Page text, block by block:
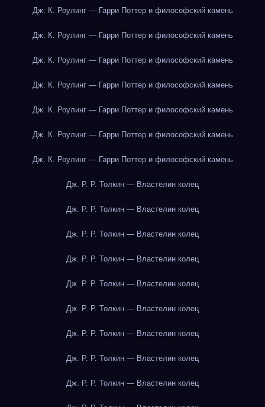
Дж. К. Роулинг — Гарри Поттер и философский камень
Дж. К. Роулинг — Гарри Поттер и философский камень
Дж. К. Роулинг — Гарри Поттер и философский камень
Дж. К. Роулинг — Гарри Поттер и философский камень
Дж. К. Роулинг — Гарри Поттер и философский камень
Дж. К. Роулинг — Гарри Поттер и философский камень
Дж. К. Роулинг — Гарри Поттер и философский камень
Дж. Р. Р. Толкин — Властелин колец
Дж. Р. Р. Толкин — Властелин колец
Дж. Р. Р. Толкин — Властелин колец
Дж. Р. Р. Толкин — Властелин колец
Дж. Р. Р. Толкин — Властелин колец
Дж. Р. Р. Толкин — Властелин колец
Дж. Р. Р. Толкин — Властелин колец
Дж. Р. Р. Толкин — Властелин колец
Дж. Р. Р. Толкин — Властелин колец